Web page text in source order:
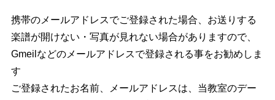
携帯のメールアドレスでご登録された場合、お送りする
楽譜が開けない・写真が見れない場合がありますので、
Gmeilなどのメールアドレスで登録される事をお勧めしま
す
ご登録されたお名前、メールアドレスは、当教室のデー